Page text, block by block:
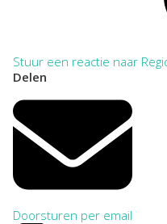
Stuur een reactie naar
Delen
Doorsturen per email